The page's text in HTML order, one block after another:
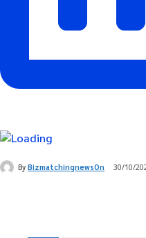
By BizmatchingnewsOn 30/10/